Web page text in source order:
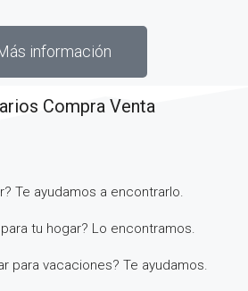
información
Compra Venta
Te ayudamos a encontrarlo.
tu hogar? Lo encontramos.
para vacaciones? Te ayudamos.